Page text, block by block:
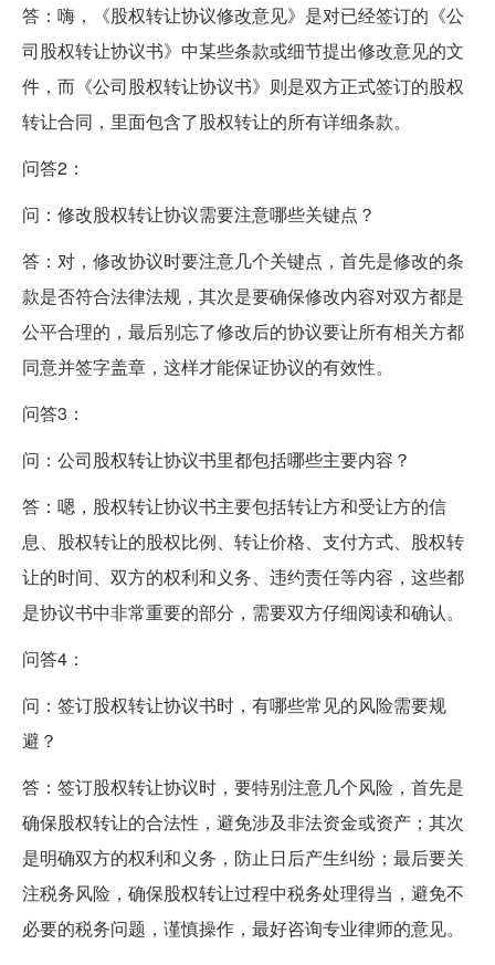
答：嗨，《股权转让协议修改意见》是对已经签订的《公
司股权转让协议书》中某些条款或细节提出修改意见的文
件，而《公司股权转让协议书》则是双方正式签订的股权
转让合同，里面包含了股权转让的所有详细条款。
问答2：
问：修改股权转让协议需要注意哪些关键点？
答：对，修改协议时要注意几个关键点，首先是修改的条
款是否符合法律法规，其次是要确保修改内容对双方都是
公平合理的，最后别忘了修改后的协议要让所有相关方都
同意并签字盖章，这样才能保证协议的有效性。
问答3：
问：公司股权转让协议书里都包括哪些主要内容？
答：嗯，股权转让协议书主要包括转让方和受让方的信
息、股权转让的股权比例、转让价格、支付方式、股权转
让的时间、双方的权利和义务、违约责任等内容，这些都
是协议书中非常重要的部分，需要双方仔细阅读和确认。
问答4：
问：签订股权转让协议书时，有哪些常见的风险需要规
避？
答：签订股权转让协议时，要特别注意几个风险，首先是
确保股权转让的合法性，避免涉及非法资金或资产；其次
是明确双方的权利和义务，防止日后产生纠纷；最后要关
注税务风险，确保股权转让过程中税务处理得当，避免不
必要的税务问题，谨慎操作，最好咨询专业律师的意见。